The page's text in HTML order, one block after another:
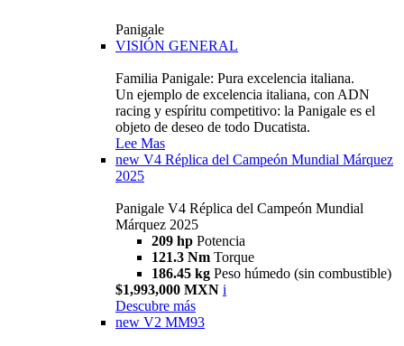
Panigale
VISIÓN GENERAL
Familia Panigale: Pura excelencia italiana.
Un ejemplo de excelencia italiana, con ADN
racing y espíritu competitivo: la Panigale es el
objeto de deseo de todo Ducatista.
Lee Mas
new V4 Réplica del Campeón Mundial Márquez
2025
Panigale V4 Réplica del Campeón Mundial
Márquez 2025
209 hp Potencia
121.3 Nm Torque
186.45 kg Peso húmedo (sin combustible)
$1,993,000 MXN i
Descubre más
new V2 MM93